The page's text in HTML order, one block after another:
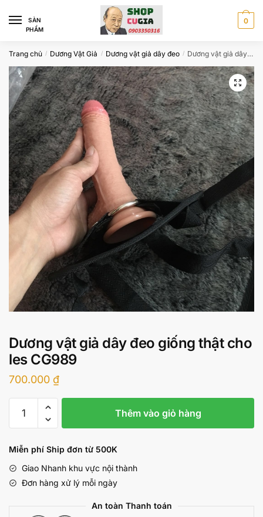
navigation
content
SÀN
PHẨM
0
Trang chủ / Dương Vật Giả / Dương vật giả dây đeo / Dương vật giả dây đeo giống thật cho les CG989
Dương vật giả dây đeo giống thật cho
les CG989
700.000 ₫
dây
giống
thật
Thêm vào giỏ hàng
Miễn phí Ship đơn từ 500K
Giao Nhanh khu vực nội thành
Đơn hàng xử lý mỗi ngày
An toàn Thanh toán